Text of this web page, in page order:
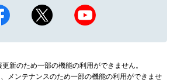
新のため一部の機能の利用ができません。
メンテナンスのため一部の機能の利用ができませ